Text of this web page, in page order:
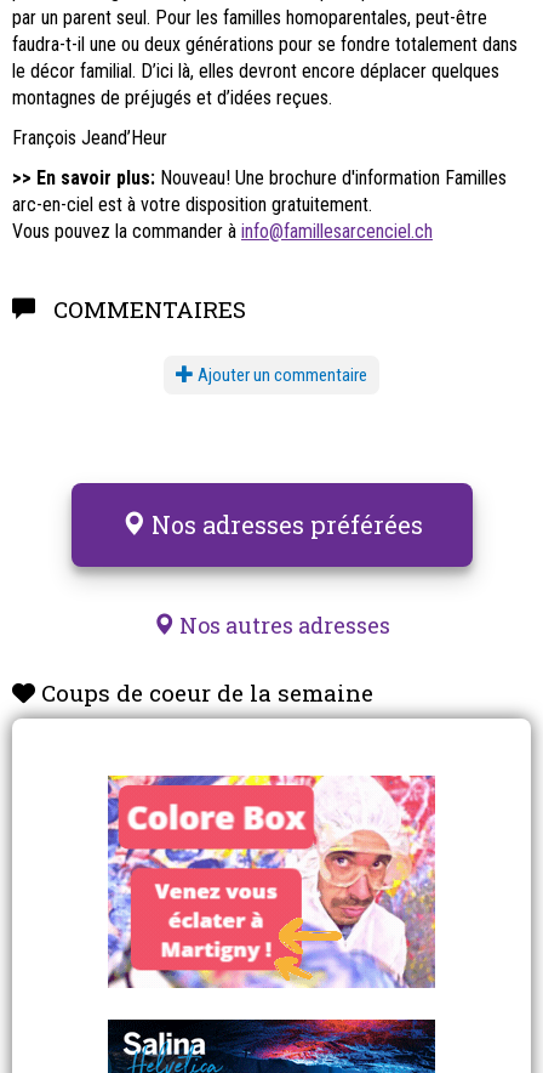
par un parent seul. Pour les familles homoparentales, peut-être
faudra-t-il une ou deux générations pour se fondre totalement dans
le décor familial. D’ici là, elles devront encore déplacer quelques
montagnes de préjugés et d’idées reçues.
François Jeand’Heur
>> En savoir plus: Nouveau! Une brochure d'information Familles
arc-en-ciel est à votre disposition gratuitement.
Vous pouvez la commander à info@famillesarcenciel.ch
COMMENTAIRES
Ajouter un commentaire
Nos adresses préférées
Nos autres adresses
Coups de coeur de la semaine